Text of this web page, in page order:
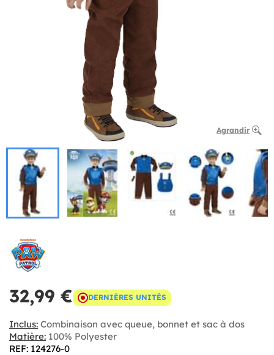
Agrandir
32,99 € DERNIÈRES UNITÉS
Inclus: Combinaison avec queue, bonnet et sac à dos
Matière: 100% Polyester
REF: 124276-0